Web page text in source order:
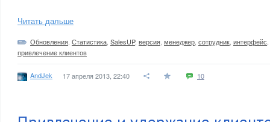
Читать дальше
Обновления Статистика SalesUP, версия менеджер сотрудник интерфейс
привлечение клиентов
AndJek 17 апреля 2013, 22:40 10